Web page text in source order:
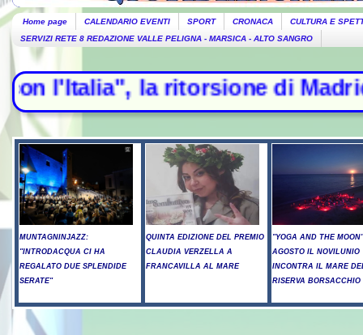
Home page CALENDARIO EVENTI SPORT CRONACA
CULTURA E
SERVIZI RETE 8 REDAZIONE VALLE PELIGNA - MARSICA - ALTO SANGRO
la ritorsione di Madrid -
MUNTAGNINJAZZ:
"INTRODACQUA CI HA
REGALATO DUE SPLENDIDE
SERATE"
QUINTA EDIZIONE DEL PREMIO
CLAUDIA VERZELLA A
FRANCAVILLA AL MARE
"YOGA AND THE
AGOSTO IL NOVILUNIO
INCONTRA IL MARE
RISERVA BORSACCHIO